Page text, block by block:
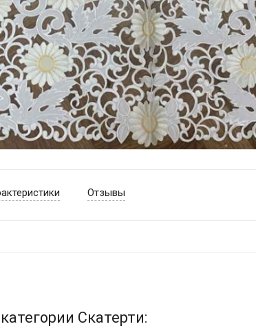
Отзывы
Скатерти: